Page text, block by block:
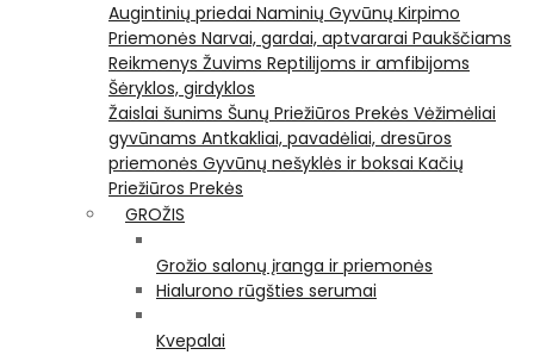
Augintinių priedai Naminių Gyvūnų Kirpimo
Priemonės Narvai, gardai, aptvararai Paukščiams
Reikmenys Žuvims Reptilijoms ir amfibijoms
Šėryklos, girdyklos
Žaislai šunims Šunų Priežiūros Prekės Vėžimėliai
gyvūnams Antkakliai, pavadėliai, dresūros
priemonės Gyvūnų nešyklės ir boksai Kačių
Priežiūros Prekės
GROŽIS
Grožio salonų įranga ir priemonės
Hialurono rūgšties serumai
Kvepalai